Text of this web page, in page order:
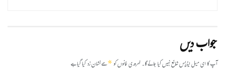
جواب دیں
آپ کا ای میل ایڈریس شائع نہیں کیا جائے گا۔ضروری خانوں کو*سے نشان زد کیا گیا ہے